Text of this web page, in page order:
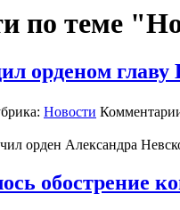
по теме
орденом
Новости
орден Александра
обострение